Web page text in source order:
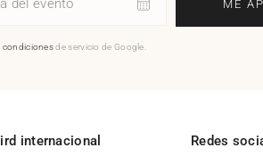
del evento ME
condicionesde servicio de Google.
internacional Redes